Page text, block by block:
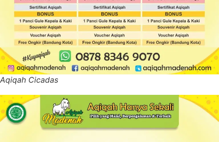
Aqiqah Cicadas